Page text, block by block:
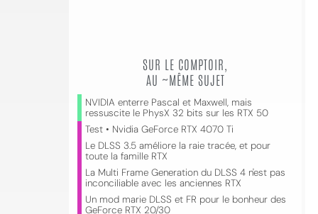
SUR LE COMPTOIR,
AU ~MÊME SUJET
NVIDIA enterre Pascal et Maxwell, mais
ressuscite le PhysX 32 bits sur les RTX 50
Test • Nvidia GeForce RTX 4070 Ti
Le DLSS 3.5 améliore la raie tracée, et pour
toute la famille RTX
La Multi Frame Generation du DLSS 4 n'est pas
inconciliable avec les anciennes RTX
Un mod marie DLSS et FR pour le bonheur des
GeForce RTX 20/30